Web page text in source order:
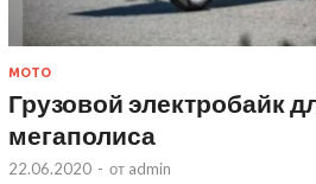
МОТО
Грузовой электробайк
мегаполиса
22.06.2020 - от admin